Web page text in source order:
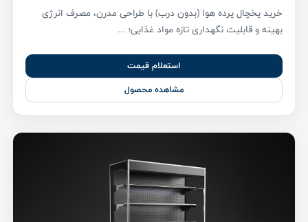
خرید یخچال پرده هوا (بدون درب) با طراحی مدرن، مصرف انرژی
بهینه و قابلیت نگهداری تازه مواد غذایی؛ ...
استعلام قیمت
مشاهده محصول